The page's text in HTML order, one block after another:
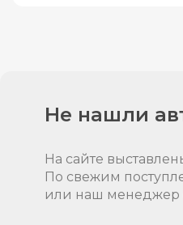
Не нашли
На сайте
По свежим
или наш менеджер